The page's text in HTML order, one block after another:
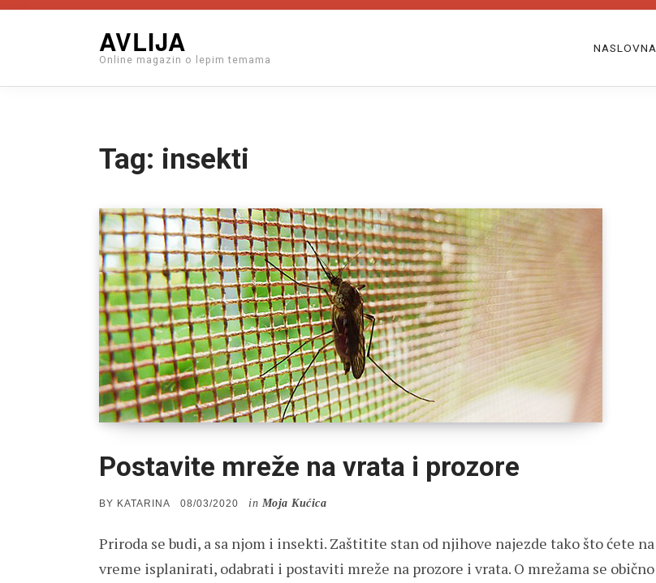
AVLIJA
Online magazin o lepim temama
NASLOVNA
Tag: insekti
Postavite mreže na vrata i prozore
BY KATARINA
POSTED
08/03/2020 in Moja Kućica
Priroda se budi, a sa njom i insekti. Zaštitite stan od njihove najezde tako što ćete na
vreme isplanirati, odabrati i postaviti mreže na prozore i vrata. O mrežama se obično